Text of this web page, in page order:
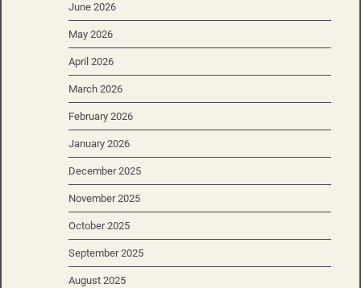
June 2026
May 2026
April 2026
March 2026
February 2026
January 2026
December 2025
November 2025
October 2025
September 2025
August 2025